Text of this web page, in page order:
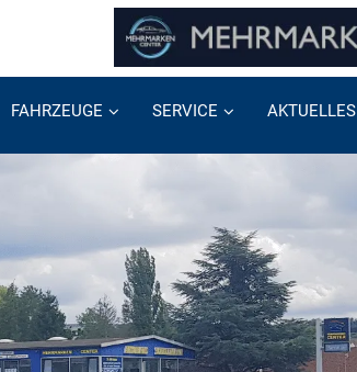
FAHRZEUGE SERVICE AKTUELLES